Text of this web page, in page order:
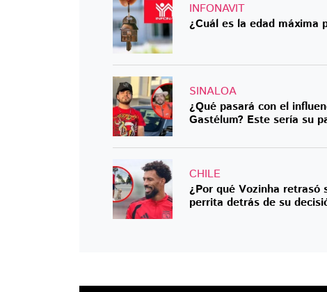
INFONAVIT
¿Cuál es la edad máxima
SINALOA
¿Qué pasará con el
Gastélum? Este sería su
CHILE
¿Por qué Vozinha retrasó
perrita detrás de su